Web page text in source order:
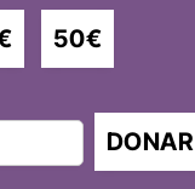
50€
DONAR